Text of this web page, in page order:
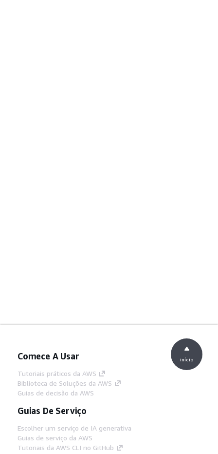
Comece A Usar
Tutoriais práticos da AWS
Biblioteca de Soluções da AWS
Guias de decisão da AWS
Guias De Serviço
Escolher um serviço de IA generativa
Guias de serviço da AWS
Tutoriais da AWS CLI no GitHub
início